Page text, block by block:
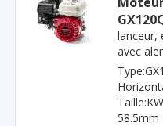
lanceur,
avec
58.5mm